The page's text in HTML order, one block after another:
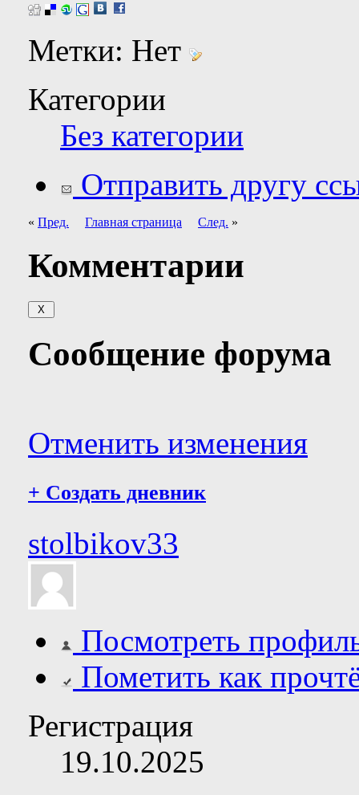
Метки: Нет
Категории
Без категории
Отправить другу
« Пред. Главная страница След. »
Комментарии
Сообщение форума
Отменить изменения
+ Создать дневник
stolbikov33
Посмотреть
Пометить как
Регистрация
19.10.2025